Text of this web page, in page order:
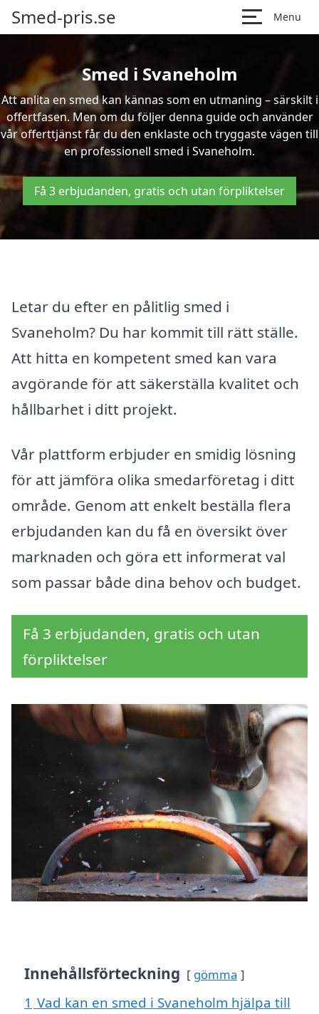
Smed-pris.se Menu
Smed i Svaneholm
Att anlita en smed kan kännas som en utmaning – särskilt i
offertfasen. Men om du följer denna guide och använder
vår offerttjänst får du den enklaste och tryggaste vägen till
en professionell smed i Svaneholm.
Få 3 erbjudanden, gratis och utan förpliktelser
Letar du efter en pålitlig smed i
Svaneholm? Du har kommit till rätt ställe.
Att hitta en kompetent smed kan vara
avgörande för att säkerställa kvalitet och
hållbarhet i ditt projekt.
Vår plattform erbjuder en smidig lösning
för att jämföra olika smedarföretag i ditt
område. Genom att enkelt beställa flera
erbjudanden kan du få en översikt över
marknaden och göra ett informerat val
som passar både dina behov och budget.
Få 3 erbjudanden, gratis och utan
förpliktelser
Innehållsförteckning gömma
1 Vad kan en smed i Svaneholm hjälpa till